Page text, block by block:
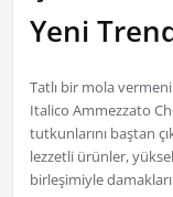
Yeni
Tatlı bir mola
Italico Ammezzato
tutkunlarını baştan
lezzetli ürünler,
birleşimiyle